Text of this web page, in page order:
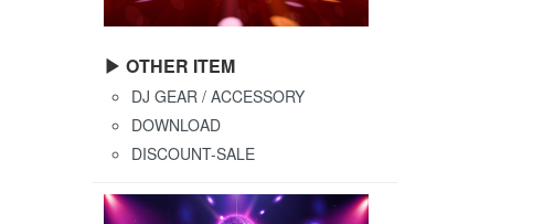
▶ OTHER ITEM
DJ GEAR / ACCESSORY
DOWNLOAD
DISCOUNT-SALE